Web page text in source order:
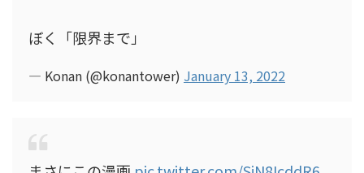
ぼく「限界まで」
— Konan (@konantower) January 13, 2022